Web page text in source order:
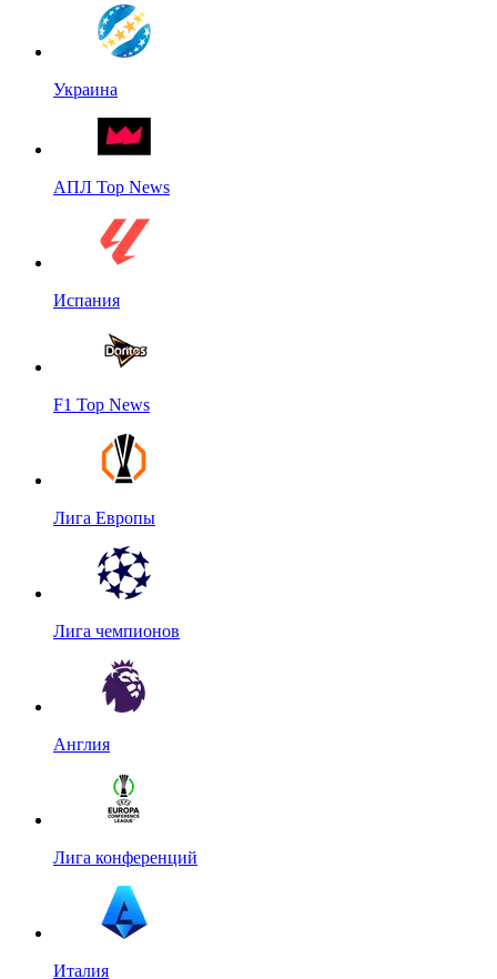
Украина
АПЛ Top News
Испания
F1 Top News
Лига Европы
Лига чемпионов
Англия
Лига конференций
Италия